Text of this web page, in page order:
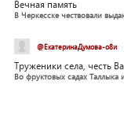
Вечная память
В Черкесске чествовали
@ЕкатеринаДумова-о8и
Труженики села, честь
Во фруктовых садах Таллыка